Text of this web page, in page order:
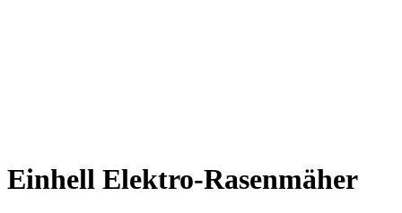
Einhell Elektro-Rasenmäher